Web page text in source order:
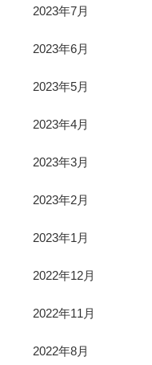
2023年7月
2023年6月
2023年5月
2023年4月
2023年3月
2023年2月
2023年1月
2022年12月
2022年11月
2022年8月